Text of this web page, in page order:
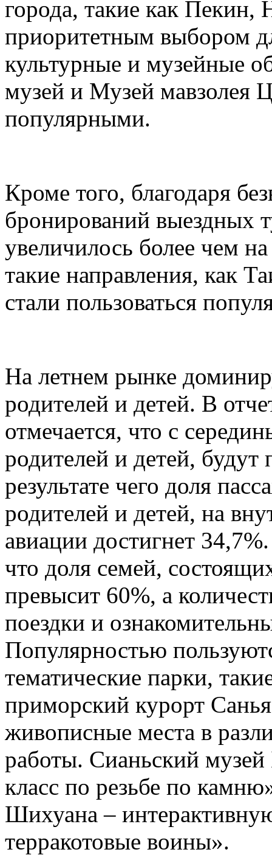
города, такие как Пекин,
приоритетным выбором
культурные и музейные
музей и Музей мавзолея
популярными.
Кроме того, благодаря
бронирований выездных
увеличилось более чем
такие направления, как
стали пользоваться
На летнем рынке
родителей и детей. В
отмечается, что с
родителей и детей, будут
результате чего доля
родителей и детей, на
авиации достигнет
что доля семей,
превысит 60%, а
поездки и
Популярностью
тематические парки,
приморский курорт
живописные места в
работы. Сианьский
класс по резьбе по
Шихуана –
терракотовые воины».